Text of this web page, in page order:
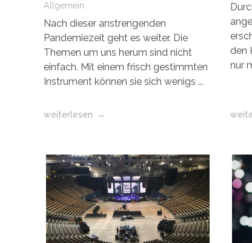
Allgemein
Nach dieser anstrengenden
Pandemiezeit geht es weiter. Die
Themen um uns herum sind nicht
einfach. Mit einem frisch gestimmten
Instrument können sie sich wenigs ...
weiterlesen
den
nur